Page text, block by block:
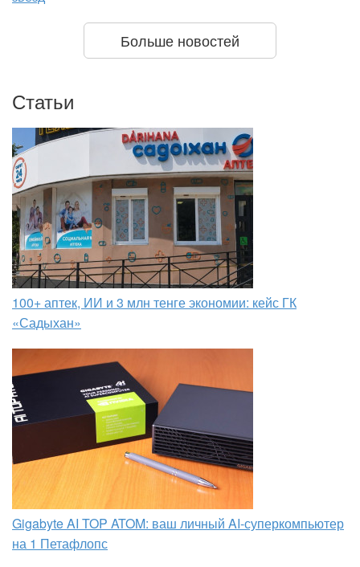
Больше новостей
Статьи
100+ аптек, ИИ и 3 млн тенге экономии: кейс ГК
«Садыхан»
Gigabyte AI TOP ATOM: ваш личный AI-суперкомпьютер
на 1 Петафлопс